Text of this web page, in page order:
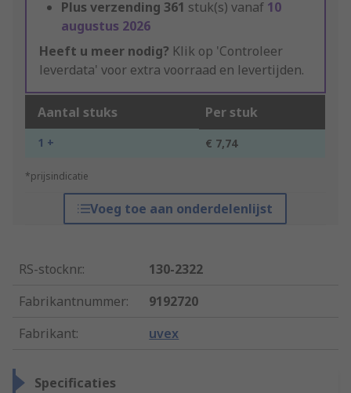
Plus verzending 361 stuk(s) vanaf 10
augustus 2026
Heeft u meer nodig? Klik op 'Controleer
leverdata' voor extra voorraad en levertijden.
Aantal stuks Per stuk
1 + € 7,74
*prijsindicatie
Voeg toe aan onderdelenlijst
RS-stocknr.:
130-2322
Fabrikantnummer:
9192720
Fabrikant: uvex
Specificaties